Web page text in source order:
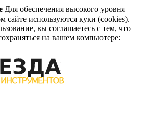
Для обеспечения высокого уровня
сайте используются куки (cookies).
вы соглашаетесь с тем, что
на вашем компьютере: